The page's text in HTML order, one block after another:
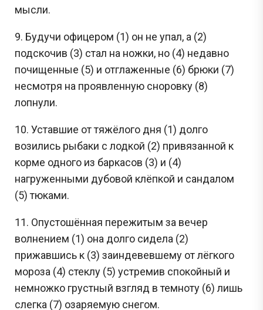
мысли.
9. Будучи офицером (1) он не упал, а (2)
подскочив (3) стал на ножки, но (4) недавно
почищенные (5) и отглаженные (6) брюки (7)
несмотря на проявленную сноровку (8)
лопнули.
10. Уставшие от тяжёлого дня (1) долго
возились рыбаки с лодкой (2) привязанной к
корме одного из баркасов (3) и (4)
нагруженными дубовой клёпкой и сандалом
(5) тюками.
11. Опустошённая пережитым за вечер
волнением (1) она долго сидела (2)
прижавшись к (3) заиндевевшему от лёгкого
мороза (4) стеклу (5) устремив спокойный и
немножко грустный взгляд в темноту (6) лишь
слегка (7) озаряемую снегом.